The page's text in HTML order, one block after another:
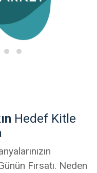
Hedef Kitle
Fırsatı. Neden